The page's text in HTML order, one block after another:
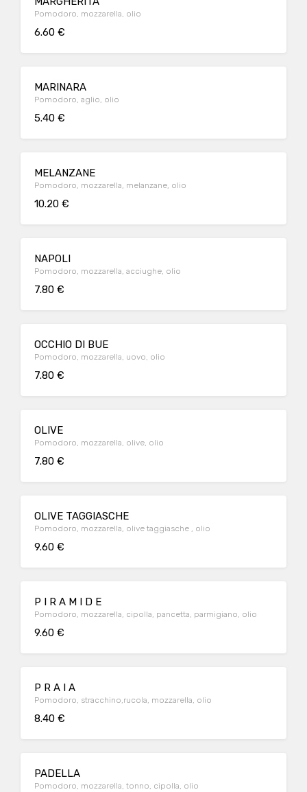
Pomodoro, mozzarella, olio
6.60 €
MARINARA
Pomodoro, aglio, olio
5.40 €
MELANZANE
Pomodoro, mozzarella, melanzane, olio
10.20 €
NAPOLI
Pomodoro, mozzarella, acciughe, olio
7.80 €
OCCHIO DI BUE
Pomodoro, mozzarella, uovo, olio
7.80 €
OLIVE
Pomodoro, mozzarella, olive, olio
7.80 €
OLIVE TAGGIASCHE
Pomodoro, mozzarella, olive taggiasche , olio
9.60 €
P I R A M I D E
Pomodoro, mozzarella, cipolla, pancetta, parmigiano, olio
9.60 €
P R A I A
Pomodoro, stracchino,rucola, mozzarella, olio
8.40 €
PADELLA
Pomodoro, mozzarella, tonno, cipolla, olio